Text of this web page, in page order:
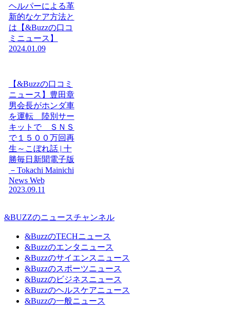
ヘルパーによる革
新的なケア方法と
は【&Buzzの口コ
ミニュース】
2024.01.09
【&Buzzの口コミ
ニュース】豊田章
男会長がホンダ車
を運転 陸別サー
キットで ＳＮＳ
で１５００万回再
生～こぼれ話 | 十
勝毎日新聞電子版
－Tokachi Mainichi
News Web
2023.09.11
&BUZZのニュースチャンネル
&BuzzのTECHニュース
&Buzzのエンタニュース
&Buzzのサイエンスニュース
&Buzzのスポーツニュース
&Buzzのビジネスニュース
&Buzzのヘルスケアニュース
&Buzzの一般ニュース